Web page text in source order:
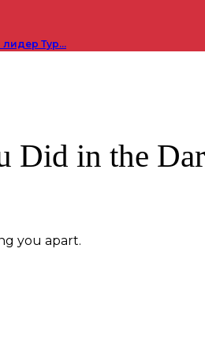
лидер Тур…
Did in the
you apart.